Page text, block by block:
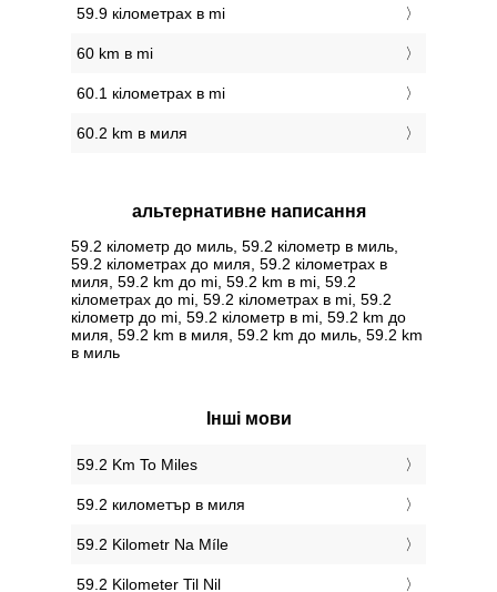
59.9 кілометрах в mi
60 km в mi
60.1 кілометрах в mi
60.2 km в миля
альтернативне написання
59.2 кілометр до миль, 59.2 кілометр в миль,
59.2 кілометрах до миля, 59.2 кілометрах в
миля, 59.2 km до mi, 59.2 km в mi, 59.2
кілометрах до mi, 59.2 кілометрах в mi, 59.2
кілометр до mi, 59.2 кілометр в mi, 59.2 km до
миля, 59.2 km в миля, 59.2 km до миль, 59.2 km
в миль
Інші мови
‎59.2 Km To Miles
‎59.2 километър в миля
‎59.2 Kilometr Na Míle
‎59.2 Kilometer Til Nil